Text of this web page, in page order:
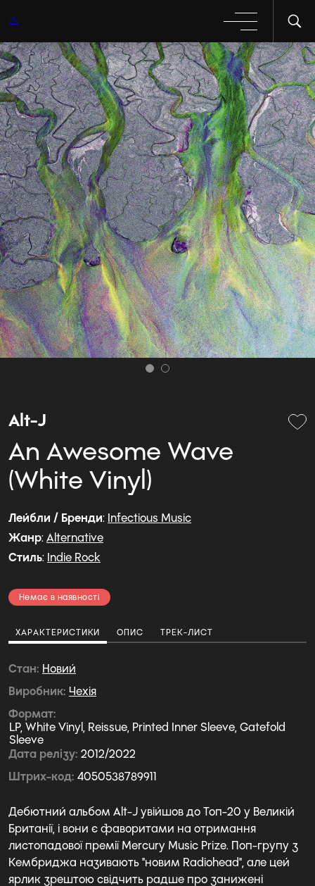
Alt-J
An Awesome Wave
(White Vinyl)
Лейбли / Бренди: Infectious Music
Жанр: Alternative
Стиль: Indie Rock
Немає в наявності
ХАРАКТЕРИСТИКИ ОПИС ТРЕК-ЛИСТ
Стан Новий
Виробник Чехiя
Формат
LP, White Vinyl, Reissue, Printed Inner Sleeve, Gatefold
Sleeve
Дата релізу 2012/2022
Штрих-код 4050538789911
Дебютний альбом Alt-J увійшов до Топ-20 у Великій
Британії, і вони є фаворитами на отримання
листопадової премії Mercury Music Prize. Поп-групу з
Кембриджа називають "новим Radiohead", але цей
ярлик зрештою свідчить радше про занижені